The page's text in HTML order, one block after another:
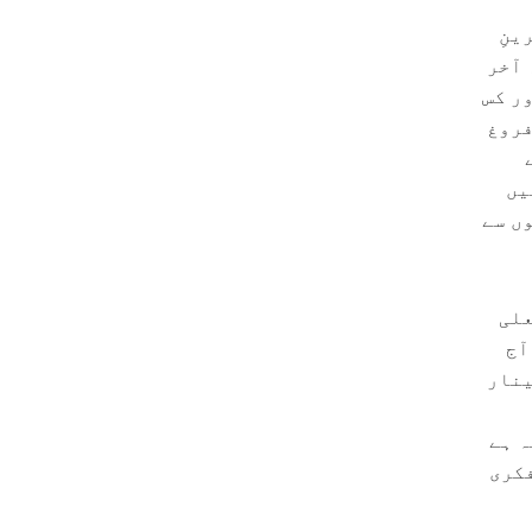
آخر
کس
سے
ہے